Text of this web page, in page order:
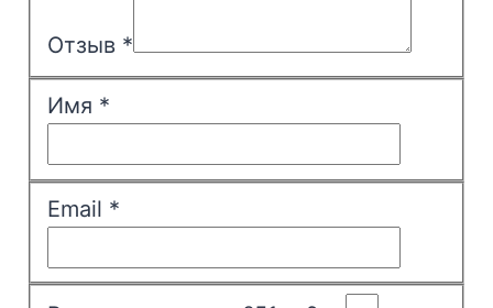
Отзыв *
Имя *
Email *